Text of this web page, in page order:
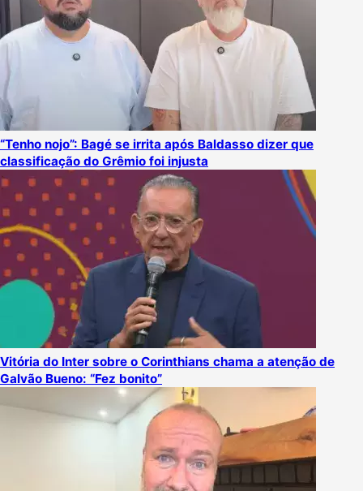
“Tenho nojo”: Bagé se irrita após Baldasso dizer que
classificação do Grêmio foi injusta
Vitória do Inter sobre o Corinthians chama a atenção de
Galvão Bueno: “Fez bonito”